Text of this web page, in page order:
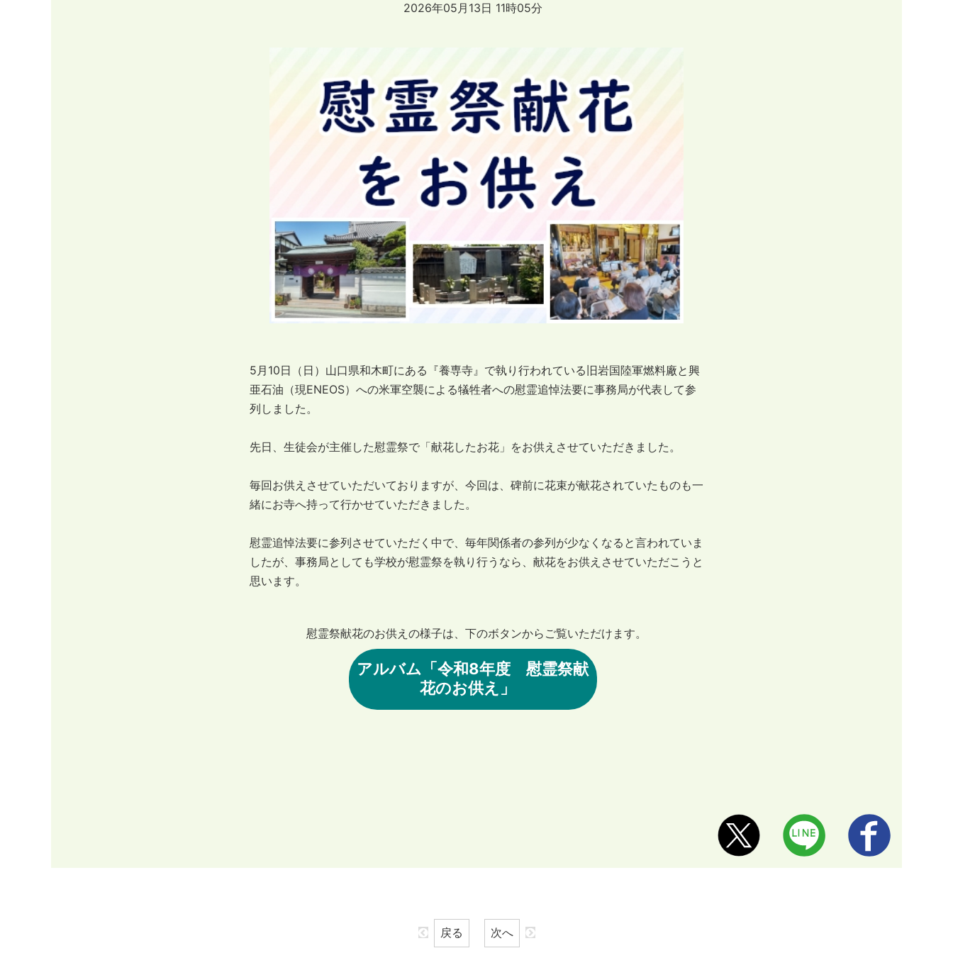
2026年05月13日 11時05分
5月10日（日）山口県和木町にある『養専寺』で執り行われている旧岩国陸軍燃料廠と興
亜石油（現ENEOS）への米軍空襲による犠牲者への慰霊追悼法要に事務局が代表して参
列しました。
先日、生徒会が主催した慰霊祭で「献花したお花」をお供えさせていただきました。
毎回お供えさせていただいておりますが、今回は、碑前に花束が献花されていたものも一
緒にお寺へ持って行かせていただきました。
慰霊追悼法要に参列させていただく中で、毎年関係者の参列が少なくなると言われていま
したが、事務局としても学校が慰霊祭を執り行うなら、献花をお供えさせていただこうと
思います。
慰霊祭献花のお供えの様子は、下のボタンからご覧いただけます。
アルバム「令和8年度 慰霊祭献
花のお供え」